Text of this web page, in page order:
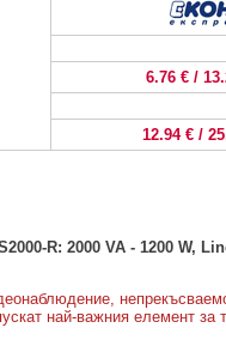
6.76 € /
12.94 € /
2000-R: 2000 VA - 1200 W,
най-важния елемент за